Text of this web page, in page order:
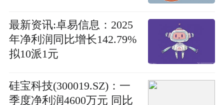
最新资讯:卓易信息：2025
年净利润同比增长142.79%
拟10派1元
硅宝科技(300019.SZ)：一
季度净利润4600万元 同比